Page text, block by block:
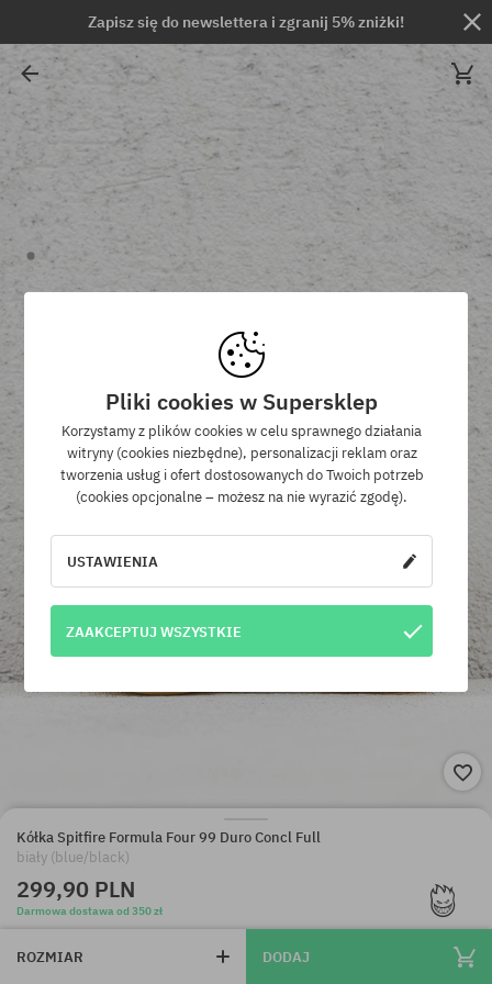
Zapisz się do newslettera i zgranij 5% zniżki!
Kółka Spitfire Formula Four 99 Duro Concl Full
biały (blue/black)
299,90 PLN
Darmowa dostawa od 350 zł
ROZMIAR DODAJ
Pliki cookies w Supersklep
Korzystamy z plików cookies w celu sprawnego działania
witryny (cookies niezbędne), personalizacji reklam oraz
tworzenia usług i ofert dostosowanych do Twoich potrzeb
(cookies opcjonalne – możesz na nie wyrazić zgodę).
USTAWIENIA
ZAAKCEPTUJ WSZYSTKIE